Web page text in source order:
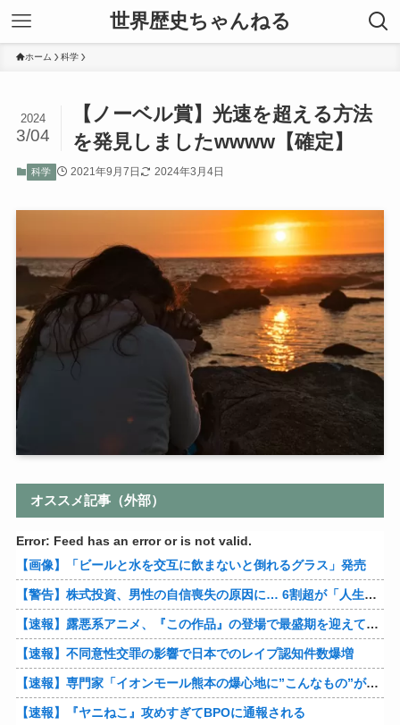
世界歴史ちゃんねる
ホーム 科学
【ノーベル賞】光速を超える方法
を発見しましたwwww【確定】
2024
3/04
科学 2021年9月7日 2024年3月4日
オススメ記事（外部）
Error: Feed has an error or is not valid.
【画像】「ビールと水を交互に飲まないと倒れるグラス」発売
【警告】株式投資、男性の自信喪失の原因に… 6割超が「人生の敗者」自認
【速報】露悪系アニメ、『この作品』の登場で最盛期を迎えてしまう…
【速報】不同意性交罪の影響で日本でのレイプ認知件数爆増
【速報】専門家「イオンモール熊本の爆心地に”こんなもの”があったんだけど…」
【速報】『ヤニねこ』攻めすぎてBPOに通報される